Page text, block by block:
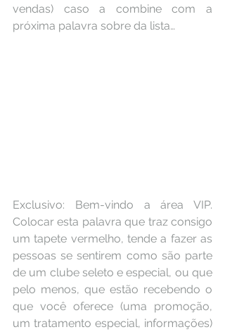
vendas) caso a combine com a
próxima palavra sobre da lista…
Exclusivo: Bem-vindo a área VIP.
Colocar esta palavra que traz consigo
um tapete vermelho, tende a fazer as
pessoas se sentirem como são parte
de um clube seleto e especial, ou que
pelo menos, que estão recebendo o
que você oferece (uma promoção,
um tratamento especial, informações)